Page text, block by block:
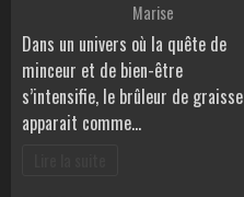
Marise
Dans un univers où la quête de
minceur et de bien-être
s’intensifie, le brûleur de graisse
apparait comme…